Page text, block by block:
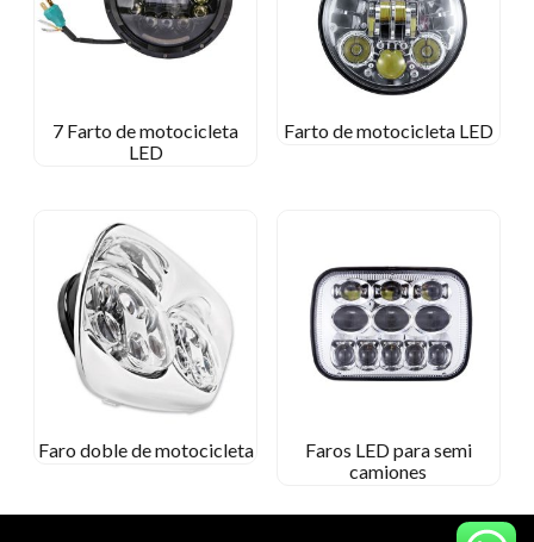
7 Farto de motocicleta
LED
Farto de motocicleta LED
Faro doble de motocicleta
Faros LED para semi
camiones